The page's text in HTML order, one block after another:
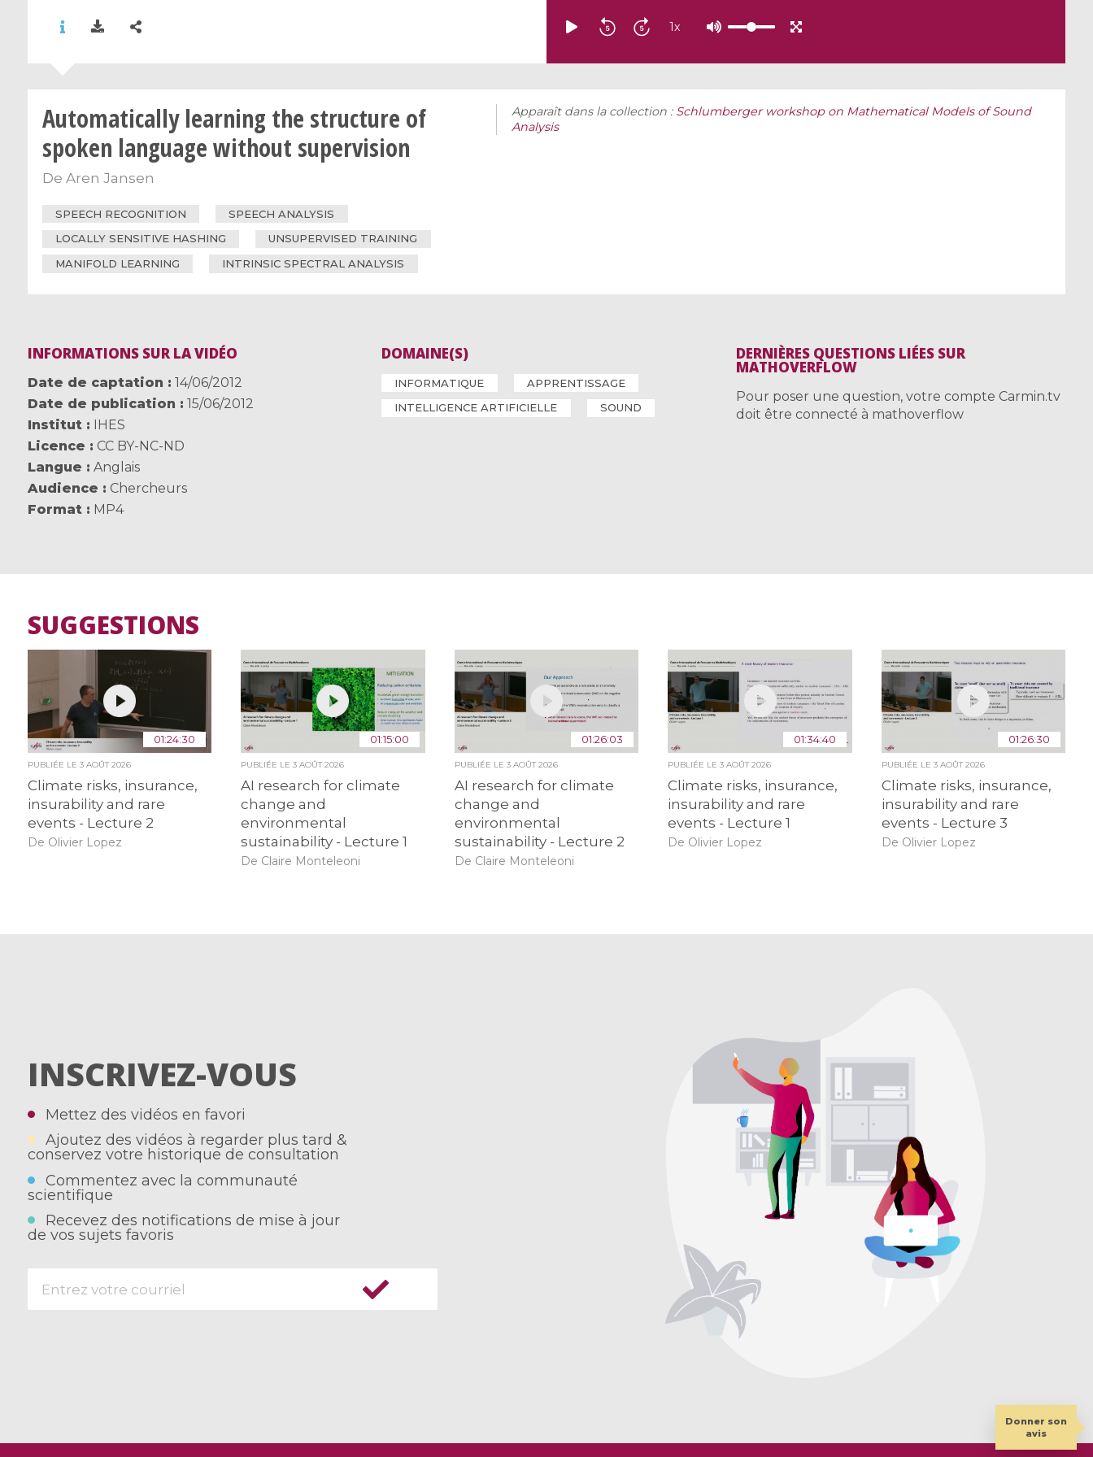
1x
Automatically learning the structure of
spoken language without supervision
De Aren Jansen
SPEECH RECOGNITION
SPEECH ANALYSIS
LOCALLY SENSITIVE HASHING
UNSUPERVISED TRAINING
MANIFOLD LEARNING
INTRINSIC SPECTRAL ANALYSIS
Apparaît dans la collection : Schlumberger workshop on Mathematical Models of Sound
Analysis
INFORMATIONS SUR LA VIDÉO
Date de captation
14/06/2012
Date de publication
15/06/2012
Institut
IHES
Licence
CC BY-NC-ND
Langue
Anglais
Audience
Chercheurs
Format
MP4
DOMAINE(S)
INFORMATIQUE
APPRENTISSAGE
INTELLIGENCE ARTIFICIELLE
SOUND
DERNIÈRES QUESTIONS LIÉES SUR
MATHOVERFLOW
Pour poser une question, votre compte Carmin.tv
doit être connecté à mathoverflow
SUGGESTIONS
01:24:30
PUBLIÉE LE 3 AOÛT 2026
Climate risks, insurance,
insurability and rare
events - Lecture 2
De Olivier Lopez
01:15:00
PUBLIÉE LE3 AOÛT 2026
AI research for climate
change and
environmental
sustainability - Lecture 1
De Claire Monteleoni
01:26:03
PUBLIÉE LE 3 AOÛT 2026
AI research for climate
change and
environmental
sustainability - Lecture 2
De Claire Monteleoni
01:34:40
PUBLIÉE LE3 AOÛT 2026
Climate risks, insurance,
insurability and rare
events - Lecture 1
De Olivier Lopez
01:26:30
PUBLIÉE LE 3 AOÛT 2026
Climate risks, insurance,
insurability and rare
events - Lecture 3
De Olivier Lopez
INSCRIVEZ-VOUS
Mettez des vidéos en favori
Ajoutez des vidéos à regarder plus tard &
conservez votre historique de consultation
Commentez avec la communauté
scientifique
Recevez des notifications de mise à jour
de vos sujets favoris
Donner son
avis